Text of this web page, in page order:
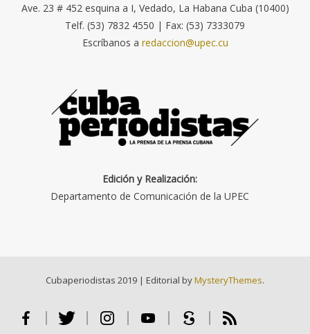
Ave. 23 # 452 esquina a I, Vedado, La Habana Cuba (10400)
Telf. (53) 7832 4550 | Fax: (53) 7333079
Escríbanos a redaccion@upec.cu
Edición y Realización:
Departamento de Comunicación de la UPEC
Cubaperiodistas 2019 | Editorial byMysteryThemes.